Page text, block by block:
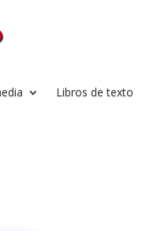
Libros de texto